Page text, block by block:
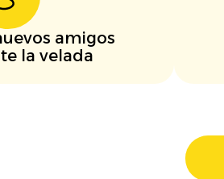
amigos
la velada